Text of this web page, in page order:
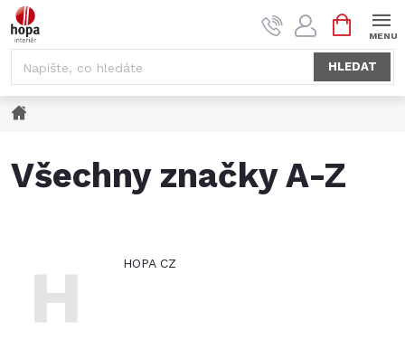
Přejít
na
HLEDAT
NÁKUPNÍ
KOŠÍK
Všechny značky A-Z
H HOPA CZ